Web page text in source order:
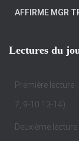
AFFIRME MGR
Lectures du
Première lecture
7, 9-10.13-14)
Deuxième